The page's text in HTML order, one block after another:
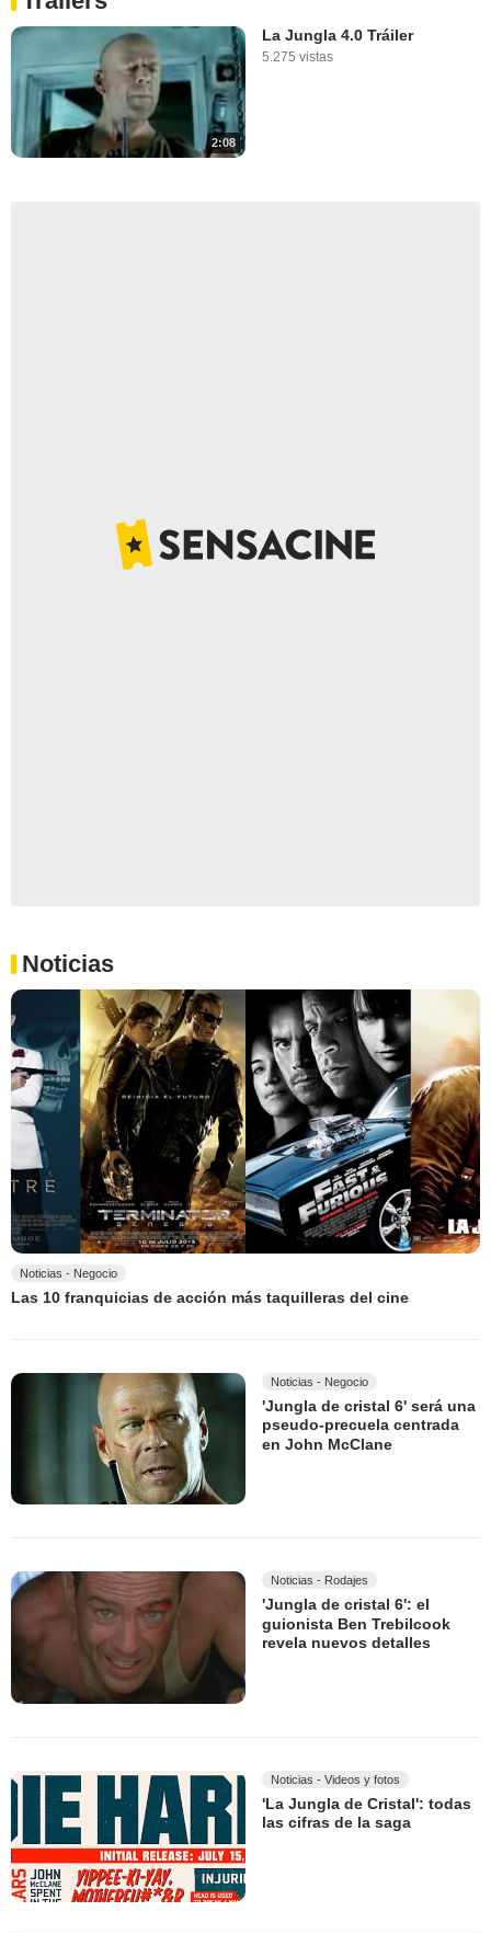
2:08
La Jungla 4.0 Tráiler
5.275 vistas
Noticias
Noticias - Negocio
Las 10 franquicias de acción más taquilleras del cine
Noticias - Negocio
'Jungla de cristal 6' será una
pseudo-precuela centrada
en John McClane
Noticias - Rodajes
'Jungla de cristal 6': el
guionista Ben Trebilcook
revela nuevos detalles
Noticias - Videos y fotos
'La Jungla de Cristal': todas
las cifras de la saga